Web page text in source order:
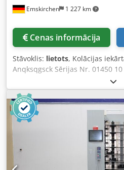
Emskirchen 1 227 km
Cenas informācija
Stāvoklis: lietots, Kolācijas
Anqksqgsck Sērijas Nr. 01450
formātam – 5 staciju kolācijas
pievienotu vibrācijas
vibrators ar tiešsaistes zig/zag
kontrole Aizsprostojums / papīra
Divlapu un tukšlapu kontrole
pilna uztveršanas paplāte
instrukcijas Tiešsaistes video
Zoom, Telegram Atrašanās
pieejama nekavējoties –